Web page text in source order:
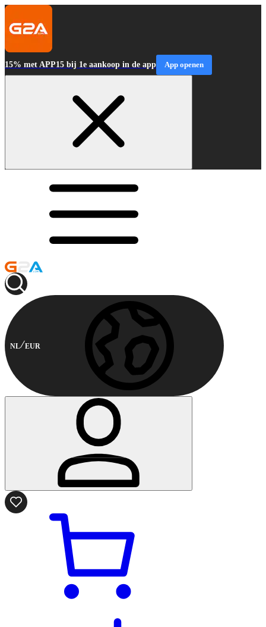
15% met APP15 bij 1e aankoop in de app App openen
NL EUR